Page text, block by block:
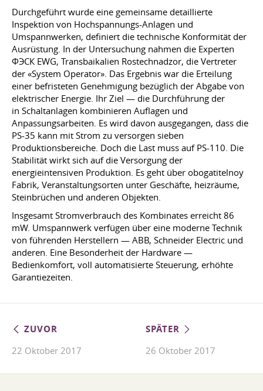
Durchgeführt wurde eine gemeinsame detaillierte
Inspektion von Hochspannungs-Anlagen und
Umspannwerken, definiert die technische Konformität der
Ausrüstung. In der Untersuchung nahmen die Experten
ФЭСК EWG, Transbaikalien Rostechnadzor, die Vertreter
der «System Operator». Das Ergebnis war die Erteilung
einer befristeten Genehmigung bezüglich der Abgabe von
elektrischer Energie. Ihr Ziel — die Durchführung der
in Schaltanlagen kombinieren Auflagen und
Anpassungsarbeiten. Es wird davon ausgegangen, dass die
PS-35 kann mit Strom zu versorgen sieben
Produktionsbereiche. Doch die Last muss auf PS-110. Die
Stabilität wirkt sich auf die Versorgung der
energieintensiven Produktion. Es geht über obogatitelnoy
Fabrik, Veranstaltungsorten unter Geschäfte, heizräume,
Steinbrüchen und anderen Objekten.
Insgesamt Stromverbrauch des Kombinates erreicht 86
mW. Umspannwerk verfügen über eine moderne Technik
von führenden Herstellern — ABB, Schneider Electric und
anderen. Eine Besonderheit der Hardware —
Bedienkomfort, voll automatisierte Steuerung, erhöhte
Garantiezeiten.
ZUVOR
22 Oktober 2017
SPÄTER
26 Oktober 2017